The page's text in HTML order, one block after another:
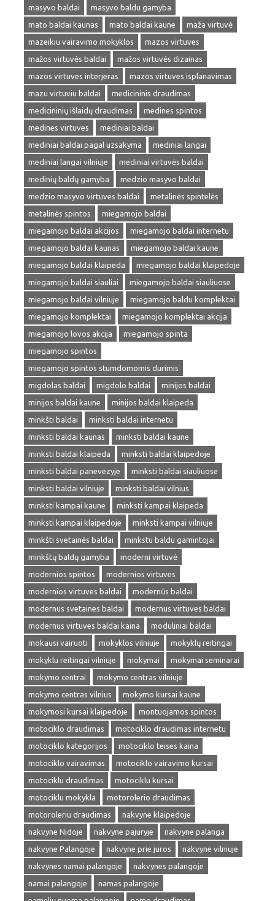
masyvo baldai
masyvo baldu gamyba
mato baldai kaunas
mato baldai kaune
maža virtuvė
mazeikiu vairavimo mokyklos
mazos virtuves
mažos virtuvės baldai
mažos virtuvės dizainas
mazos virtuves interjeras
mazos virtuves isplanavimas
mazu virtuviu baldai
medicininis draudimas
medicininių išlaidų draudimas
medines spintos
medines virtuves
mediniai baldai
mediniai baldai pagal uzsakyma
mediniai langai
mediniai langai vilniuje
mediniai virtuvės baldai
medinių baldų gamyba
medzio masyvo baldai
medzio masyvo virtuves baldai
metalinės spintelės
metalinės spintos
miegamojo baldai
miegamojo baldai akcijos
miegamojo baldai internetu
miegamojo baldai kaunas
miegamojo baldai kaune
miegamojo baldai klaipeda
miegamojo baldai klaipedoje
miegamojo baldai siauliai
miegamojo baldai siauliuose
miegamojo baldai vilniuje
miegamojo baldu komplektai
miegamojo komplektai
miegamojo komplektai akcija
miegamojo lovos akcija
miegamojo spinta
miegamojo spintos
miegamojo spintos stumdomomis durimis
migdolas baldai
migdolo baldai
minijos baldai
minijos baldai kaune
minijos baldai klaipeda
minkšti baldai
minksti baldai internetu
minksti baldai kaunas
minksti baldai kaune
minksti baldai klaipeda
minksti baldai klaipedoje
minksti baldai panevezyje
minksti baldai siauliuose
minksti baldai vilniuje
minksti baldai vilnius
minksti kampai kaune
minksti kampai klaipeda
minksti kampai klaipedoje
minksti kampai vilniuje
minkšti svetainės baldai
minkstu baldu gamintojai
minkštų baldų gamyba
moderni virtuvė
modernios spintos
modernios virtuves
modernios virtuves baldai
modernūs baldai
modernus svetaines baldai
modernus virtuves baldai
modernus virtuves baldai kaina
moduliniai baldai
mokausi vairuoti
mokyklos vilniuje
mokyklų reitingai
mokyklu reitingai vilniuje
mokymai
mokymai seminarai
mokymo centrai
mokymo centras vilniuje
mokymo centras vilnius
mokymo kursai kaune
mokymosi kursai klaipedoje
montuojamos spintos
motociklo draudimas
motociklo draudimas internetu
motociklo kategorijos
motociklo teises kaina
motociklo vairavimas
motociklo vairavimo kursai
motociklu draudimas
motociklu kursai
motociklu mokykla
motorolerio draudimas
motoroleriu draudimas
nakvyne klaipedoje
nakvyne Nidoje
nakvyne pajuryje
nakvyne palanga
nakvyne Palangoje
nakvyne prie juros
nakvyne vilniuje
nakvynes namai palangoje
nakvynes palangoje
namai palangoje
namas palangoje